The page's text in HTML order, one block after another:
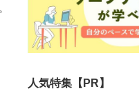
人気特集【PR】